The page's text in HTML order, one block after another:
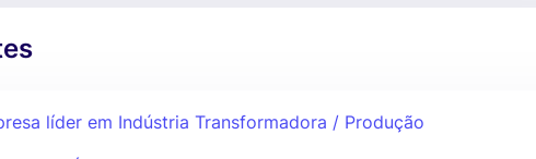
líder em Indústria Transformadora / Produção